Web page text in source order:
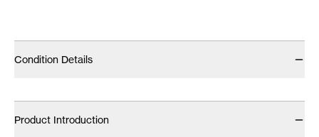
Condition Details
Product Introduction